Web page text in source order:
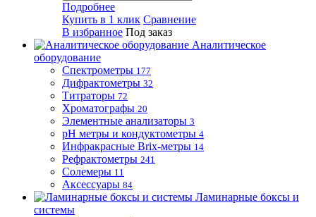
Подробнее
Купить в 1 клик Сравнение
В избранное Под заказ
Аналитическое
оборудование
Спектрометры 177
Дифрактометры 32
Титраторы 72
Хроматографы 20
Элементные анализаторы 3
pH метры и кондуктометры 4
Инфракрасные Brix-метры 14
Рефрактометры 241
Солемеры 11
Аксессуары 84
Ламинарные боксы и
системы